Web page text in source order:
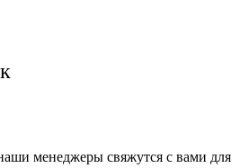
менеджеры свяжутся с вами для